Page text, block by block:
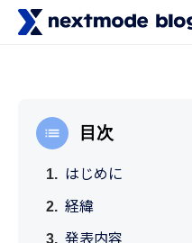
目次
はじめに
経緯
発表内容